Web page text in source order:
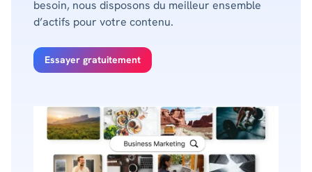
besoin, nous disposons du meilleur ensemble
d’actifs pour votre contenu.
Essayer gratuitement